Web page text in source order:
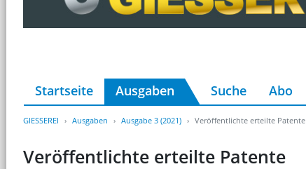
Startseite Ausgaben Suche Abo
GIESSEREI Ausgaben Ausgabe 3 (2021) Veröffentlichte erteilte Patente
Veröffentlichte erteilte Patente